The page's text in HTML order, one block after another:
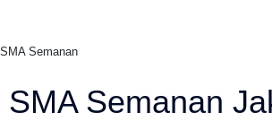
SMA Semanan
SMA Semanan